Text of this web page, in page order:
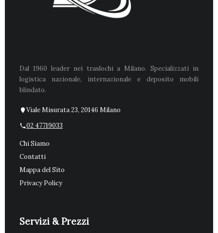
Dal 1960 leader nei traslochi a Milano. Specializzati in
logistica nazionale, internazionale e deposito mobili
blindato.
Viale Misurata 23, 20146 Milano
02 47719033
Chi Siamo
Contatti
Mappa del Sito
Privacy Policy
Servizi & Prezzi